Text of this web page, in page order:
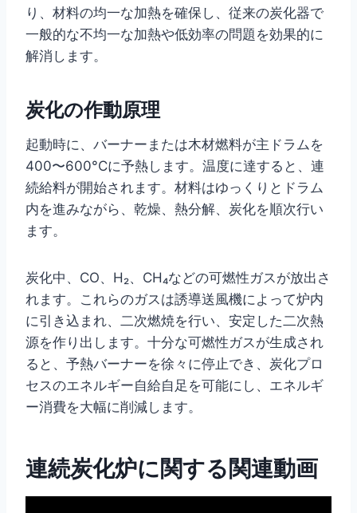
り、材料の均一な加熱を確保し、従来の炭化器で
一般的な不均一な加熱や低効率の問題を効果的に
解消します。
炭化の作動原理
起動時に、バーナーまたは木材燃料が主ドラムを
400〜600°Cに予熱します。温度に達すると、連
続給料が開始されます。材料はゆっくりとドラム
内を進みながら、乾燥、熱分解、炭化を順次行い
ます。
炭化中、CO、H₂、CH₄などの可燃性ガスが放出さ
れます。これらのガスは誘導送風機によって炉内
に引き込まれ、二次燃焼を行い、安定した二次熱
源を作り出します。十分な可燃性ガスが生成され
ると、予熱バーナーを徐々に停止でき、炭化プロ
セスのエネルギー自給自足を可能にし、エネルギ
ー消費を大幅に削減します。
連続炭化炉に関する関連動画